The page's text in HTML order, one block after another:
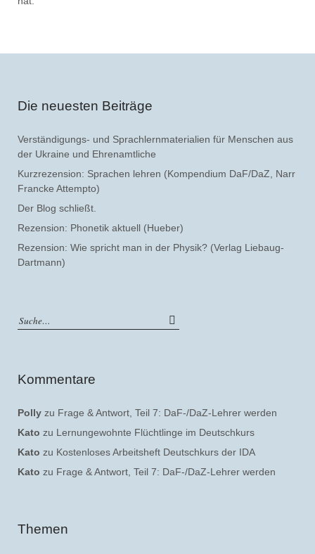
Die neuesten Beiträge
Verständigungs- und Sprachlernmaterialien für Menschen aus
der Ukraine und Ehrenamtliche
Kurzrezension: Sprachen lehren (Kompendium DaF/DaZ, Narr
Francke Attempto)
Der Blog schließt.
Rezension: Phonetik aktuell (Hueber)
Rezension: Wie spricht man in der Physik? (Verlag Liebaug-
Dartmann)
Kommentare
Polly zu Frage & Antwort, Teil 7: DaF-/DaZ-Lehrer werden
Kato zu Lernungewohnte Flüchtlinge im Deutschkurs
Kato zu Kostenloses Arbeitsheft Deutschkurs der IDA
Kato zu Frage & Antwort, Teil 7: DaF-/DaZ-Lehrer werden
Themen